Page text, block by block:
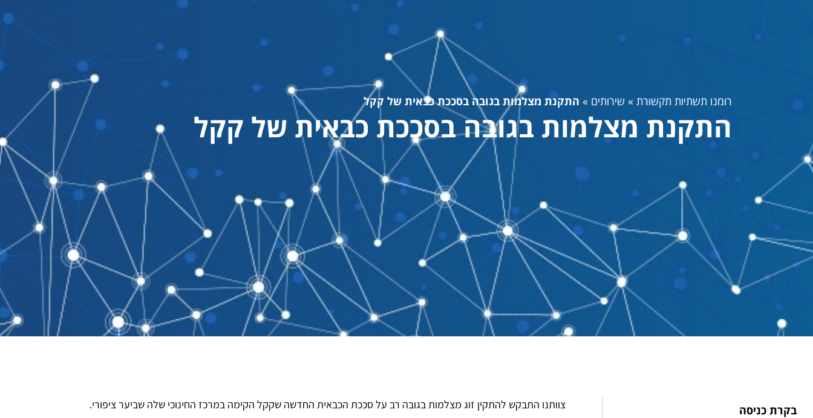
רומנו תשתיות תקשורת » שירותים » התקנת מצלמות בגובה בסככת כבאית של קקל
התקנת מצלמות בגובה בסככת כבאית של קקל
בקרת כניסה
צוותנו התבקש להתקין זוג מצלמות בגובה רב על סככת הכבאית החדשה שקקל הקימה במרכז החינוכי שלה שביער ציפורי.